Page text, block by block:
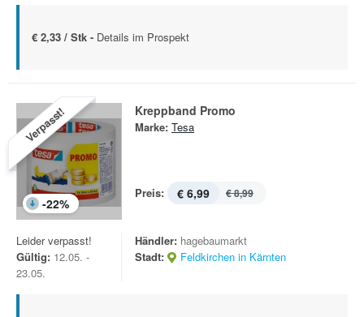
€ 2,33 / Stk - Details im Prospekt
Verpasst!
-22%
Kreppband Promo
Marke: Tesa
Preis: € 6,99 € 8,99
Leider verpasst!
Gültig: 12.05. -
23.05.
Händler: hagebaumarkt
Stadt:
Feldkirchen in Kärnten